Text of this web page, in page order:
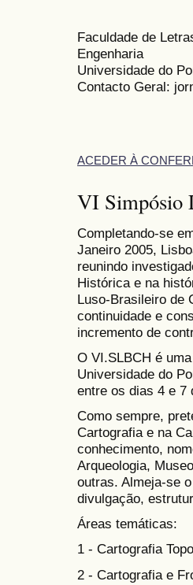
Faculdade de
Engenharia
Universidade do
Contacto Geral:
ACEDER À
VI Simpósio
Completando-se
Janeiro 2005,
reunindo
Histórica e na
Luso-Brasileiro de
continuidade e
incremento de
O VI.SLBCH é
Universidade do
entre os dias 4 e 7
Como sempre,
Cartografia e na
conhecimento,
Arqueologia,
outras. Almeja-se
divulgação,
Áreas temáticas:
1 - Cartografia
2 - Cartografia e